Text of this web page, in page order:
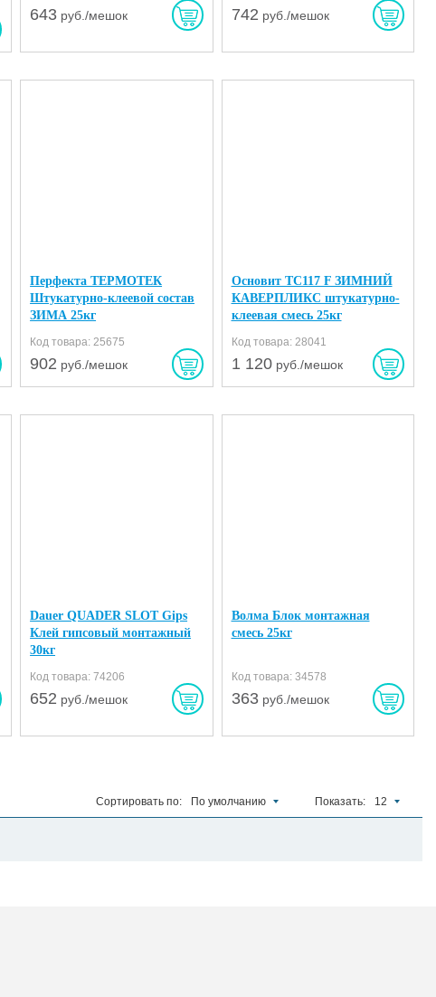
643 руб./мешок 742 руб./мешок
Перфекта ТЕРМОТЕК
Штукатурно-клеевой состав
ЗИМА 25кг
Код товара: 25675
902 руб./мешок
Основит TC117 F ЗИМНИЙ
КАВЕРПЛИКС штукатурно-
клеевая смесь 25кг
Код товара: 28041
1 120руб./мешок
Dauer QUADER SLOT Gips
Клей гипсовый монтажный
30кг
Код товара: 74206
652 руб./мешок
Волма Блок монтажная
смесь 25кг
Код товара: 34578
363руб./мешок
Сортировать по: По умолчанию Показать: 12